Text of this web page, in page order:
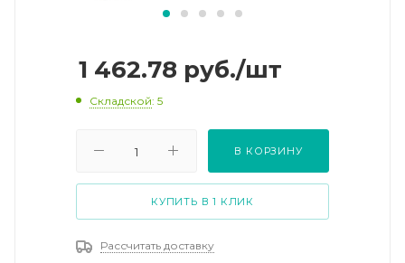
1 462.78 руб./шт
Складской: 5
В КОРЗИНУ
КУПИТЬ В 1 КЛИК
Рассчитать доставку